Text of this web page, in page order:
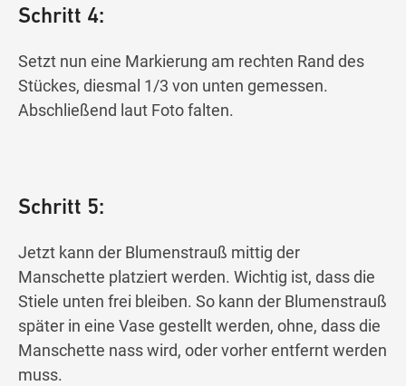
Schritt 4:
Setzt nun eine Markierung am rechten Rand des
Stückes, diesmal 1/3 von unten gemessen.
Abschließend laut Foto falten.
Schritt 5:
Jetzt kann der Blumenstrauß mittig der
Manschette platziert werden. Wichtig ist, dass die
Stiele unten frei bleiben. So kann der Blumenstrauß
später in eine Vase gestellt werden, ohne, dass die
Manschette nass wird, oder vorher entfernt werden
muss.